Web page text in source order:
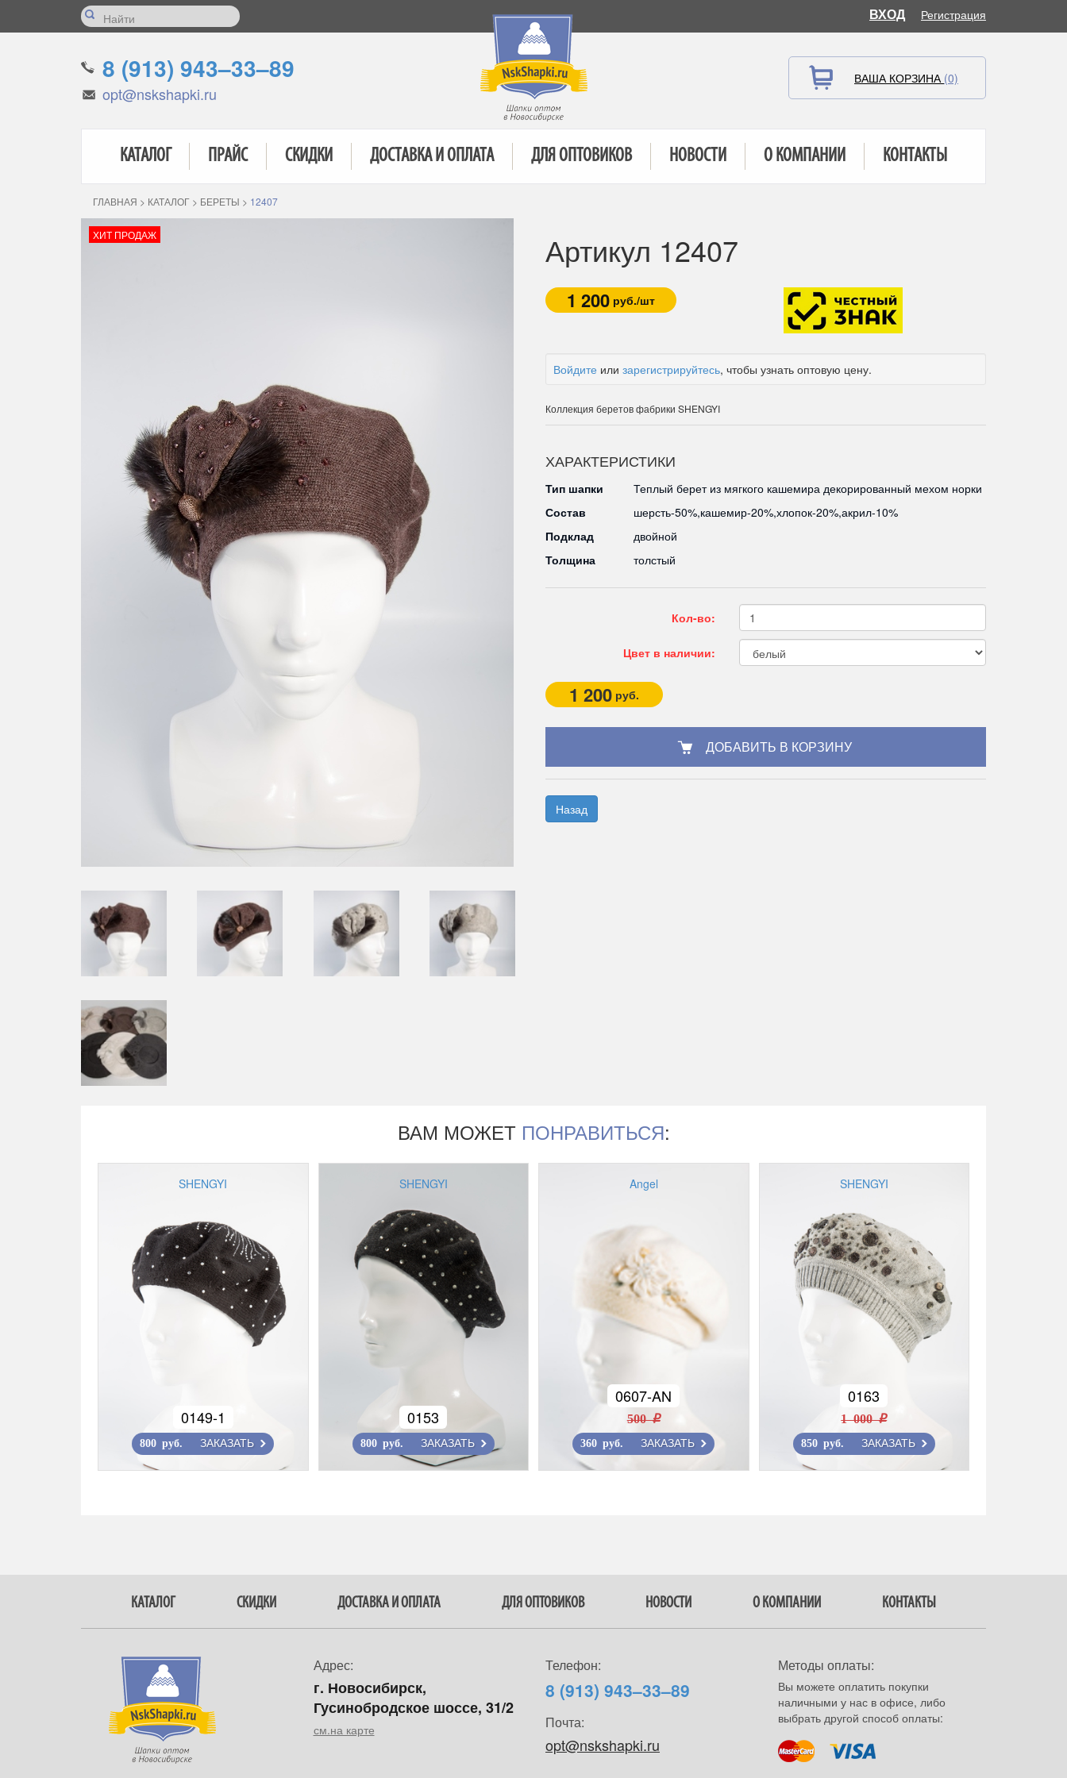
ВХОД Регистрация
8 (913) 943–33–89
opt@nskshapki.ru
ВАША КОРЗИНА (0)
КАТАЛОГ ПРАЙС СКИДКИ ДОСТАВКА И ОПЛАТА ДЛЯ ОПТОВИКОВ НОВОСТИ О КОМПАНИИ КОНТАКТЫ
ГЛАВНАЯ > КАТАЛОГ > БЕРЕТЫ > 12407
ХИТ ПРОДАЖ Артикул 12407
1 200 руб./шт
Войдите или зарегистрируйтесь, чтобы узнать оптовую цену.
Коллекция беретов фабрики SHENGYI
ХАРАКТЕРИСТИКИ
Тип шапки
Теплый берет из мягкого кашемира декорированный мехом норки
Состав
шерсть-50%,кашемир-20%,хлопок-20%,акрил-10%
Подклад
двойной
Толщина
толстый
Кол-во:
Цвет в наличии:
1 200 руб.
Назад
ВАМ МОЖЕТ ПОНРАВИТЬСЯ:
SHENGYI
0149-1
800 руб. ЗАКАЗАТЬ
SHENGYI
0153
800 руб. ЗАКАЗАТЬ
Angel
0607-AN
500 r
360 руб. ЗАКАЗАТЬ
SHENGYI
0163
1 000 r
850 руб. ЗАКАЗАТЬ
КАТАЛОГ СКИДКИ ДОСТАВКА И ОПЛАТА ДЛЯ ОПТОВИКОВ НОВОСТИ О КОМПАНИИ КОНТАКТЫ
Адрес:
г. Новосибирск,
Гусинобродское шоссе, 31/2
см.на карте
Телефон:
8 (913) 943–33–89
Почта:
opt@nskshapki.ru
Методы оплаты:
Вы можете оплатить покупки
наличными у нас в офисе, либо
выбрать другой способ оплаты: